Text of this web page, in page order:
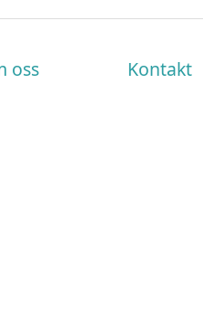
oss Kontakt